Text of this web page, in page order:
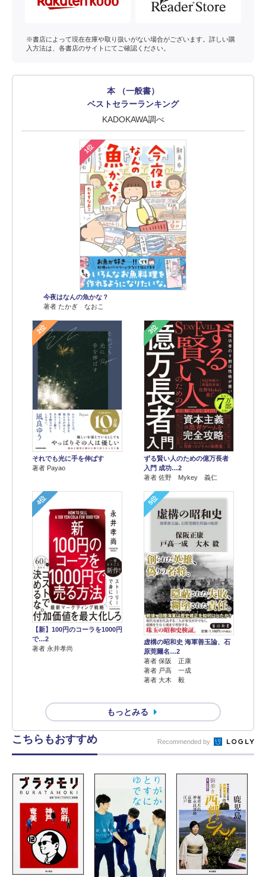
※書店によって現在在庫や取り扱いがない場合がございます。詳しい購
入方法は、各書店のサイトにてご確認ください。
本 （一般書）
ベストセラーランキング
KADOKAWA調べ
1位
今夜はなんの魚かな？
著者 たかぎ なおこ
2位
それでも光に手を伸ばす
著者 Payao
3位
ずる賢い人のための億万長者
入門 成功…2
著者 佐野 Mykey 義仁
4位
【新】100円のコーラを1000円
で…2
著者 永井孝尚
5位
虚構の昭和史 海軍善玉論、石
原莞爾名…2
著者 保阪 正康
著者 戸高 一成
著者 大木 毅
もっとみる
こちらもおすすめ Recommended by